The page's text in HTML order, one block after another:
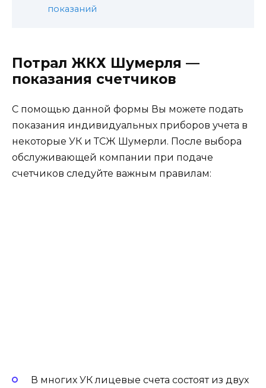
показаний
Потрал ЖКХ Шумерля —
показания счетчиков
С помощью данной формы Вы можете подать
показания индивидуальных приборов учета в
некоторые УК и ТСЖ Шумерли. После выбора
обслуживающей компании при подаче
счетчиков следуйте важным правилам:
В многих УК лицевые счета состоят из двух